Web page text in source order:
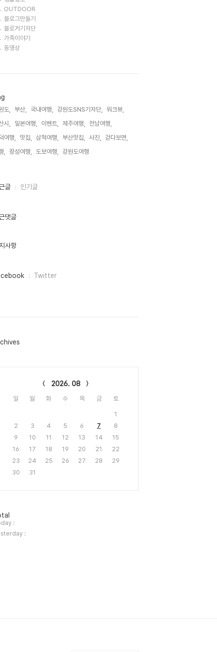
OUTDOOR
블로그만들기
블로거기자단
가족이야기
동영상
도, 부산, 국내여행, 강원도SNS기자단,
워크뷰,
시,
일본여행, 이벤트, 제주여행,
전남여행,
여행,
맛집, 삼척여행, 부산맛집, 사진,
걷다보면,
,
장성여행, 도보여행, 강원도여행,
글 인기글
댓글
사항
Twitter
2026. 08
일 월 화 수 목 금 토
1
2
3 4 5 6 7
8
9
10 11 12 13 14
15
16
17 18 19 20 21
22
23
24 25 26 27 28
29
30
31
:
: